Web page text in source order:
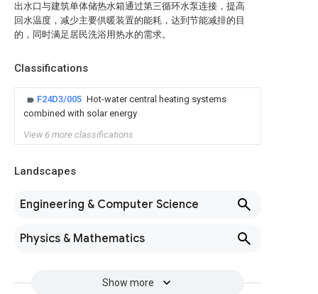
出水口与建筑单体储热水箱通过第三循环水泵连接，提高
回水温度，减少主要供暖装置的能耗，达到节能减排的目
的，同时满足居民洗浴用热水的需求。
Classifications
F24D3/005 Hot-water central heating systems
combined with solar energy
View 6 more classifications
Landscapes
Engineering & Computer Science
Physics & Mathematics
Show more